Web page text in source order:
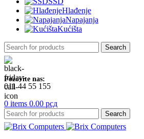
Hlađenje
Napajanja
Kućišta
Search
Pozovite nas:
011 44 55 155
0 items 0.00 рсд
Search